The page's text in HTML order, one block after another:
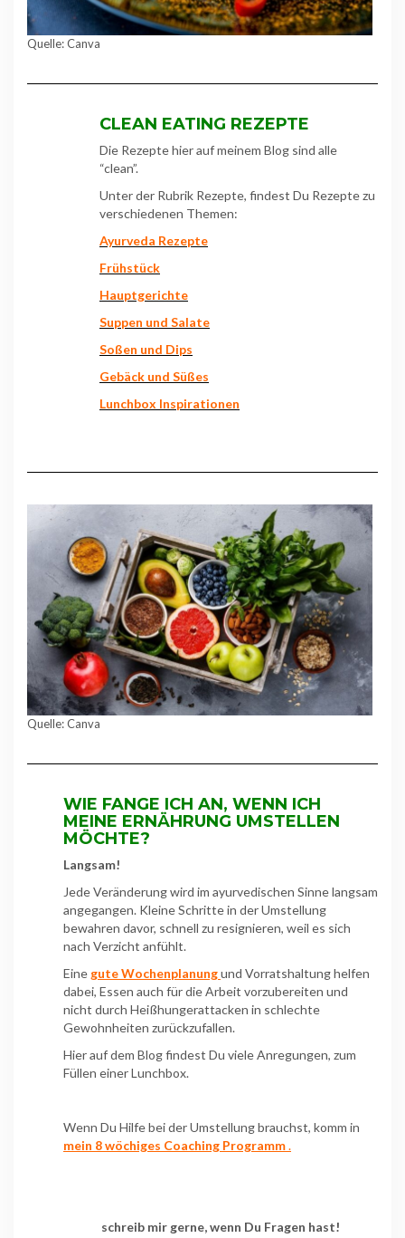
Quelle: Canva
CLEAN EATING REZEPTE
Die Rezepte hier auf meinem Blog sind alle
“clean”.
Unter der Rubrik Rezepte, findest Du Rezepte zu
verschiedenen Themen:
Ayurveda Rezepte
Frühstück
Hauptgerichte
Suppen und Salate
Soßen und Dips
Gebäck und Süßes
Lunchbox Inspirationen
Quelle: Canva
WIE FANGE ICH AN, WENN ICH
MEINE ERNÄHRUNG UMSTELLEN
MÖCHTE?
Langsam!
Jede Veränderung wird im ayurvedischen Sinne langsam
angegangen. Kleine Schritte in der Umstellung
bewahren davor, schnell zu resignieren, weil es sich
nach Verzicht anfühlt.
Eine gute Wochenplanungund Vorratshaltung helfen
dabei, Essen auch für die Arbeit vorzubereiten und
nicht durch Heißhungerattacken in schlechte
Gewohnheiten zurückzufallen.
Hier auf dem Blog findest Du viele Anregungen, zum
Füllen einer Lunchbox.
Wenn Du Hilfe bei der Umstellung brauchst, komm in
mein 8 wöchiges Coaching Programm.
schreib mir gerne, wenn Du Fragen hast!